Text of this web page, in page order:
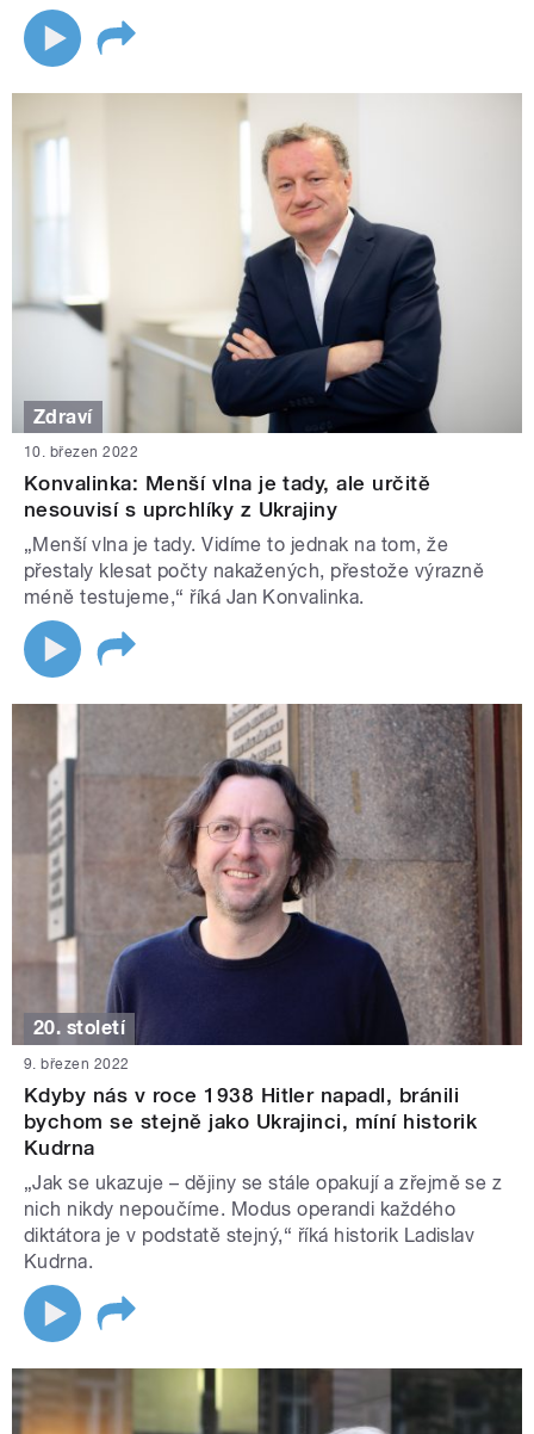
Zdraví
10. březen 2022
Konvalinka: Menší vlna je tady, ale určitě
nesouvisí s uprchlíky z Ukrajiny
„Menší vlna je tady. Vidíme to jednak na tom, že
přestaly klesat počty nakažených, přestože výrazně
méně testujeme,“ říká Jan Konvalinka.
20. století
9. březen 2022
Kdyby nás v roce 1938 Hitler napadl, bránili
bychom se stejně jako Ukrajinci, míní historik
Kudrna
„Jak se ukazuje – dějiny se stále opakují a zřejmě se z
nich nikdy nepoučíme. Modus operandi každého
diktátora je v podstatě stejný,“ říká historik Ladislav
Kudrna.